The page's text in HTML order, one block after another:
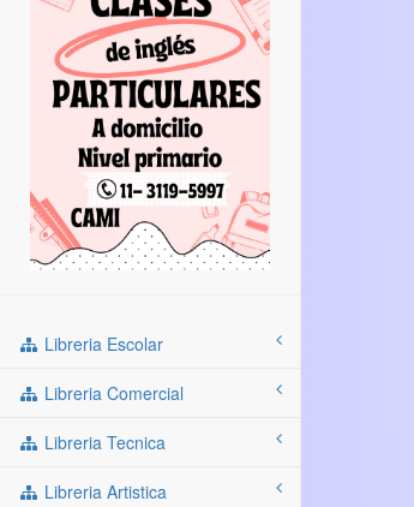
Libreria Escolar
Libreria Comercial
Libreria Tecnica
Libreria Artistica